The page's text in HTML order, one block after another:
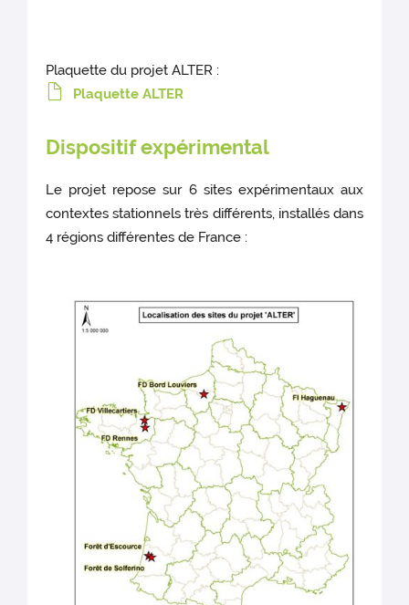
Plaquette du projet ALTER :
Plaquette ALTER
Dispositif expérimental
Le projet repose sur 6 sites expérimentaux aux
contextes stationnels très différents, installés dans
4 régions différentes de France :